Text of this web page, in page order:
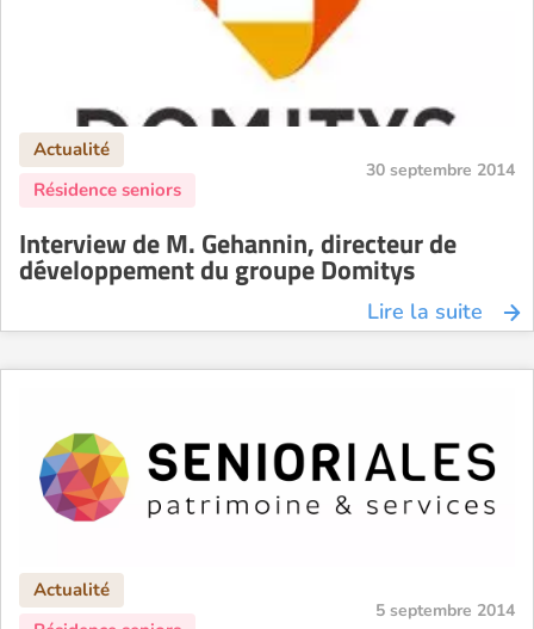
30 septembre 2014
Interview de M. Gehannin, directeur de
développement du groupe Domitys
Lire la suite
5 septembre 2014